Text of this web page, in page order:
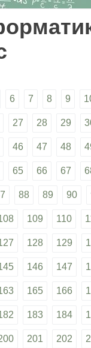
6 7 8 9
27 28 29
46 47 48
65 66 67
88 89 90
109 110
128 129
146 147
165 166
183 184
201 202